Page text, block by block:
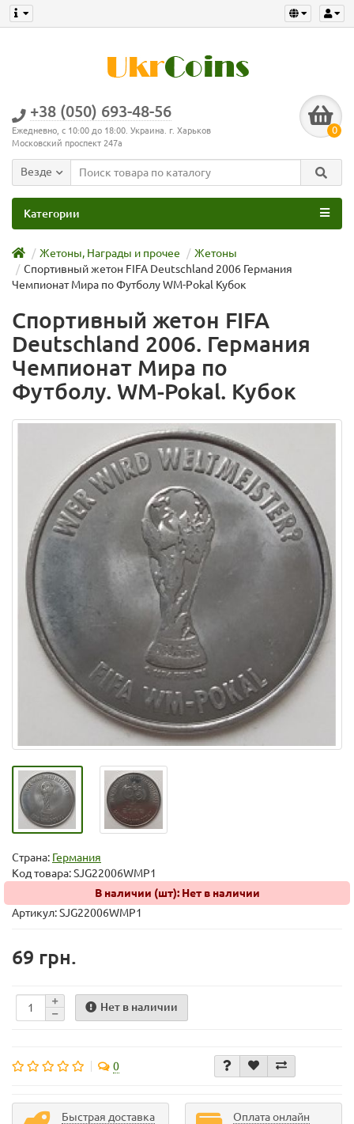
+38 (050) 693-48-56
Ежедневно, с 10:00 до 18:00. Украина. г. Харьков
Московский проспект 247а
0
Везде
Категории
Жетоны, Награды и прочее
Жетоны
Спортивный жетон FIFA Deutschland 2006 Германия
Чемпионат Мира по Футболу WM-Pokal Кубок
Спортивный жетон FIFA
Deutschland 2006. Германия
Чемпионат Мира по
Футболу. WM-Pokal. Кубок
Страна: Германия
Код товара:SJG22006WMP1
В наличии (шт): Нет в наличии
Артикул: SJG22006WMP1
69 грн.
Нет в наличии
0
Быстрая доставка
Оплата онлайн